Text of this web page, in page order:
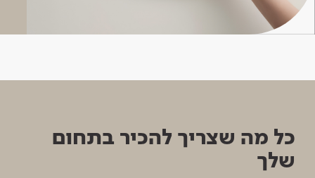
כל מה שצריך להכיר בתחום
שלך